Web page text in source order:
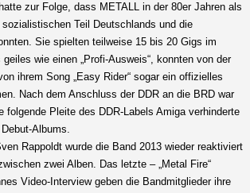
zur Folge, dass METALL in der 80er Jahren als
Teil Deutschlands und die
Sie spielten teilweise 15 bis 20 Gigs im
wie einen „Profi-Ausweis“, konnten von der
ihrem Song „Easy Rider“ sogar ein offizielles
Nach dem Anschluss der DDR an die BRD war
folgende Pleite des DDR-Labels Amiga verhinderte
Albums.
Rappoldt wurde die Band 2013 wieder reaktiviert
zwei Alben. Das letzte – „Metal Fire“
Video-Interview geben die Bandmitglieder ihre